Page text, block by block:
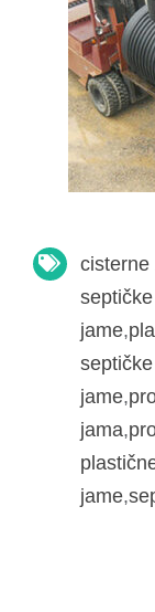
cisterne
jame,
jame,
jama,
jame,